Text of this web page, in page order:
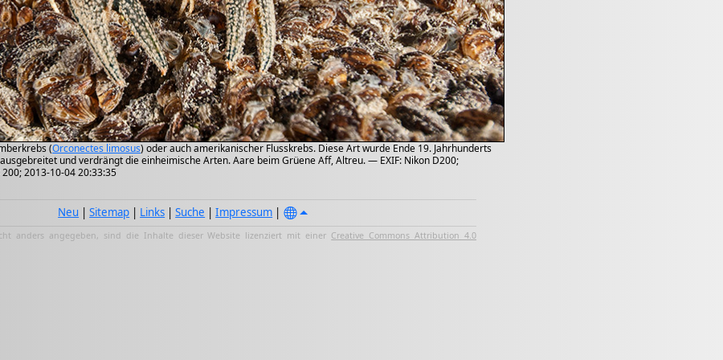
(Orconectes limosus) oder auch amerikanischer Flusskrebs. Diese Art wurde Ende 19. Jahrhunderts
und verdrängt die einheimische Arten. Aare beim Grüene Aff, Altreu. — EXIF: Nikon D200;
2013-10-04 20:33:35
Neu |Sitemap | Links |Suche |Impressum |
anders angegeben, sind die Inhalte dieser Website lizenziert mit einer Creative Commons Attribution 4.0